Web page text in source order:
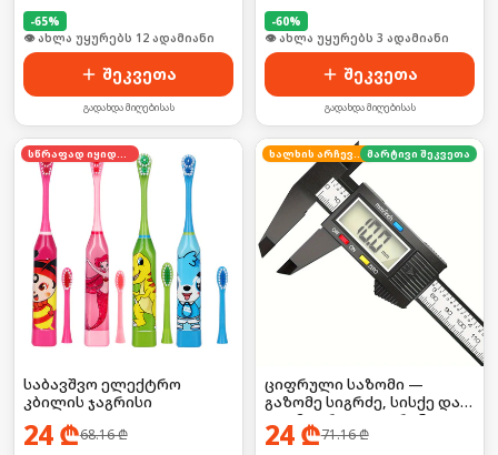
-65%
🛒 ბოლო 24სთ-ში იყიდა 21-მა
შეკვეთა
გადახდა მიღებისას
-60%
🛒 ბოლო 24სთ-ში იყიდა 4-მა
შეკვეთა
გადახდა მიღებისას
სწრაფად იყიდება
საბავშვო ელექტრო
კბილის ჯაგრისი
24₾68.16₾
ხალხის არჩევანი მარტივი შეკვეთა
ციფრული საზომი —
გაზომე სიგრძე, სისქე და
დიამეტრი LCD ეკრანით!
24₾71.16₾